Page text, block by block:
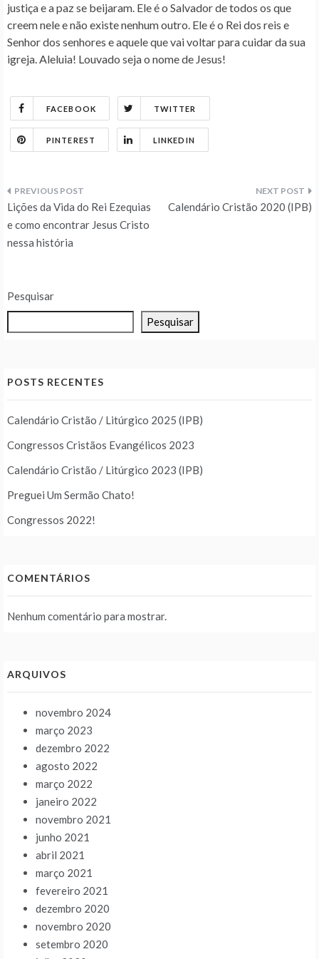
justiça e a paz se beijaram. Ele é o Salvador de todos os que
creem nele e não existe nenhum outro. Ele é o Rei dos reis e
Senhor dos senhores e aquele que vai voltar para cuidar da sua
igreja. Aleluia! Louvado seja o nome de Jesus!
FACEBOOK TWITTER
PINTEREST LINKEDIN
Navegação
de
Lições da Vida do Rei Ezequias
e como encontrar Jesus Cristo
nessa história
Calendário Cristão 2020 (IPB)
Pesquisar
Pesquisar
POSTS RECENTES
Calendário Cristão / Litúrgico 2025 (IPB)
Congressos Cristãos Evangélicos 2023
Calendário Cristão / Litúrgico 2023 (IPB)
Preguei Um Sermão Chato!
Congressos 2022!
COMENTÁRIOS
Nenhum comentário para mostrar.
ARQUIVOS
novembro 2024
março 2023
dezembro 2022
agosto 2022
março 2022
janeiro 2022
novembro 2021
junho 2021
abril 2021
março 2021
fevereiro 2021
dezembro 2020
novembro 2020
setembro 2020